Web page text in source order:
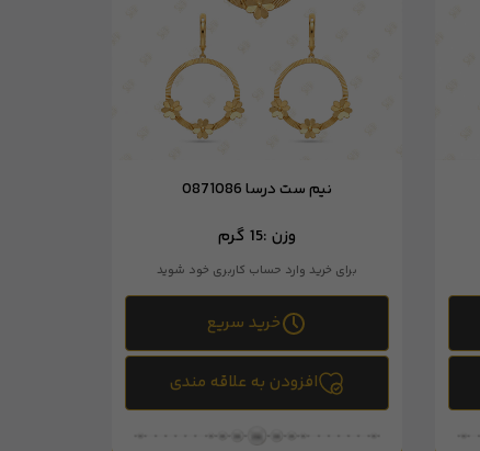
نیم ست درسا 0871086
وزن :15 گرم
برای خرید وارد حساب کاربری خود شوید
خرید سریع
افزودن به علاقه مندی